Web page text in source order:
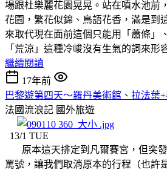
場跟杜樂麗花園晃晃。站在噴水池前
花園，繁花似錦、鳥語花香，滿是到
來取代現在面前這個只能用「蕭條」
「荒涼」這種冷峻沒有生氣的詞來形
繼續閱讀
17年前
巴黎遊第四天～羅丹美術館、拉法葉
法國流浪記 國外旅遊
13/1 TUE
原本這天排定到凡爾賽宮，但突發
罵號，讓我們取消原本的行程（也許